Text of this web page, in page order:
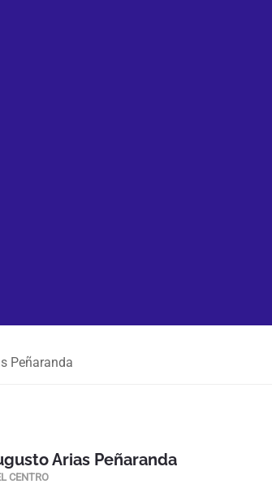
Peñaranda
Arias Peñaranda
CENTRO